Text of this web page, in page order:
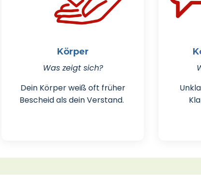
Körper
Was zeigt sich?
Dein Körper weiß oft früher
Bescheid als dein Verstand.